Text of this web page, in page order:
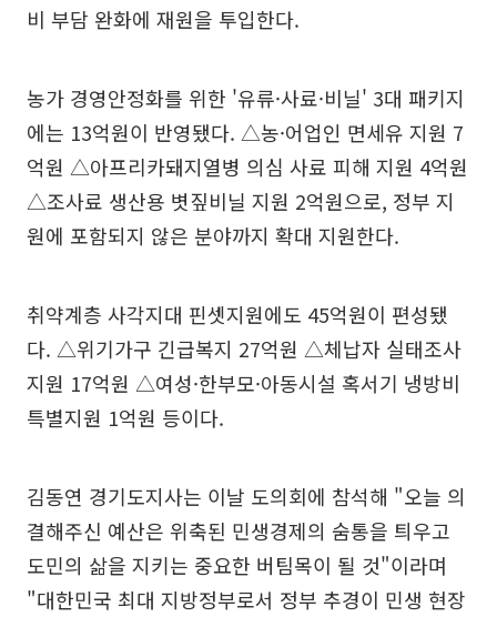
비 부담 완화에 재원을 투입한다.
농가 경영안정화를 위한 '유류·사료·비닐' 3대 패키지
에는 13억원이 반영됐다. △농·어업인 면세유 지원 7
억원 △아프리카돼지열병 의심 사료 피해 지원 4억원
△조사료 생산용 볏짚비닐 지원 2억원으로, 정부 지
원에 포함되지 않은 분야까지 확대 지원한다.
취약계층 사각지대 핀셋지원에도 45억원이 편성됐
다. △위기가구 긴급복지 27억원 △체납자 실태조사
지원 17억원 △여성·한부모·아동시설 혹서기 냉방비
특별지원 1억원 등이다.
김동연 경기도지사는 이날 도의회에 참석해 "오늘 의
결해주신 예산은 위축된 민생경제의 숨통을 틔우고
도민의 삶을 지키는 중요한 버팀목이 될 것"이라며
"대한민국 최대 지방정부로서 정부 추경이 민생 현장